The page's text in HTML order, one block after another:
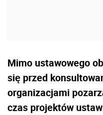
Mimo ustawowego
się przed
organizacjami
czas projektów